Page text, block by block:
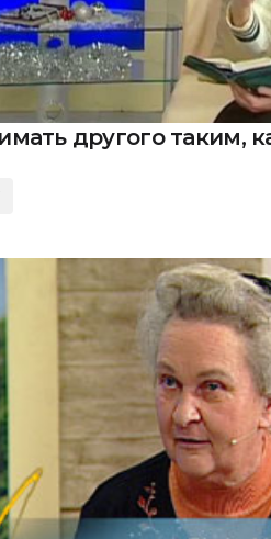
другого таким,